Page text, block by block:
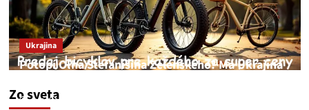
Zo sveta
Ukrajina
Potopí Oľha Stefanišina Zelenského? Má Ukrajina
JNS